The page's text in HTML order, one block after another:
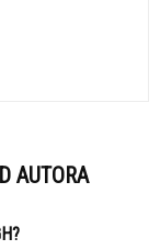
AUTORA